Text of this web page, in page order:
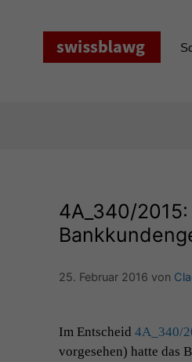
4A_340/
25. Februar 2016 von
Im Entscheid 4A_340/
vorge­se­hen) hat­te das